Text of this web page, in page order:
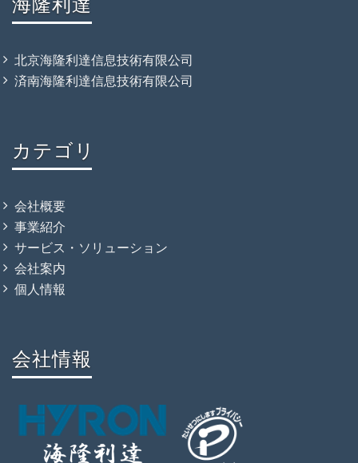
北京海隆利達信息技術有限公司
済南海隆利達信息技術有限公司
カテゴリ
会社概要
事業紹介
サービス・ソリューション
会社案内
個人情報
会社情報